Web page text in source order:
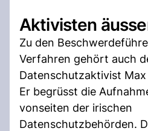
Aktivisten
Zu den
Verfahren gehört auch
Datenschutzaktivist Max
Er begrüsst die
vonseiten der irischen
Datenschutzbehörden.